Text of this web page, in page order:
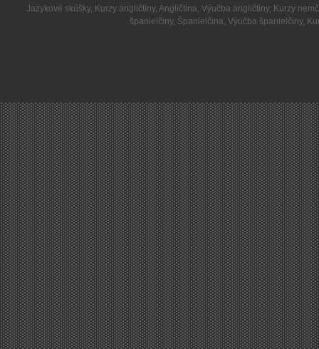
Jazykové skúšky, Kurzy angličtiny, Angličtina, Výučba angličtiny, Kurzy
španielčiny, Španielčina, Výučba španielčiny,